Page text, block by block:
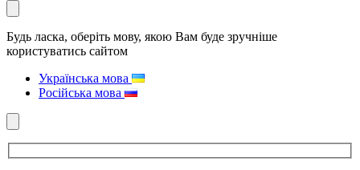
Будь ласка, оберіть мову, якою Вам буде зручніше
користуватись сайтом
Українська мова
Російська мова